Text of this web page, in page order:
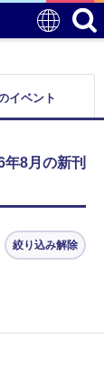
イベント
8月の新刊
絞り込み解除